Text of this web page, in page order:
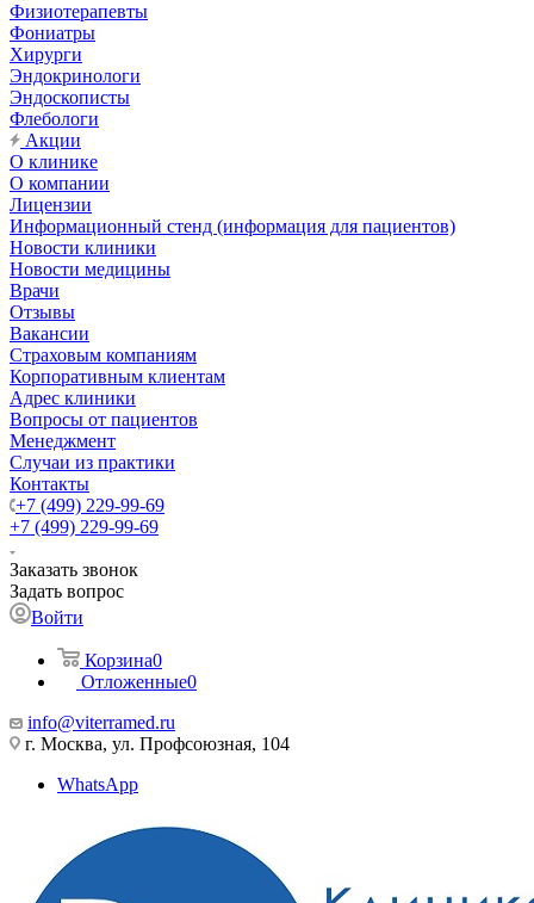
Физиотерапевты
Фониатры
Хирурги
Эндокринологи
Эндоскописты
Флебологи
Акции
О клинике
О компании
Лицензии
Информационный стенд (информация для пациентов)
Новости клиники
Новости медицины
Врачи
Отзывы
Вакансии
Страховым компаниям
Корпоративным клиентам
Адрес клиники
Вопросы от пациентов
Менеджмент
Случаи из практики
Контакты
+7 (499) 229-99-69
+7 (499) 229-99-69
Заказать звонок
Задать вопрос
Войти
Корзина0
Отложенные0
info@viterramed.ru
г. Москва, ул. Профсоюзная, 104
WhatsApp